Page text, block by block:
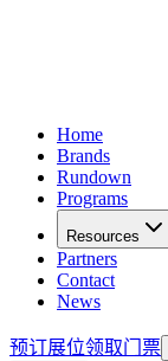
Home
Brands
Rundown
Programs
Resources
Partners
Contact
News
预订展位领取门票